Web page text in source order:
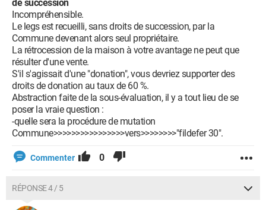
de succession
Incompréhensible.
Le legs est recueilli, sans droits de succession, par la
Commune devenant alors seul propriétaire.
La rétrocession de la maison à votre avantage ne peut que
résulter d'une vente.
S'il s'agissait d'une "donation", vous devriez supporter des
droits de donation au taux de 60 %.
Abstraction faite de la sous-évaluation, il y a tout lieu de se
poser la vraie question :
-quelle sera la procédure de mutation
Commune>>>>>>>>>>>>>>>>vers>>>>>>>>"fildefer 30".
Commenter 0
RÉPONSE 4 / 5